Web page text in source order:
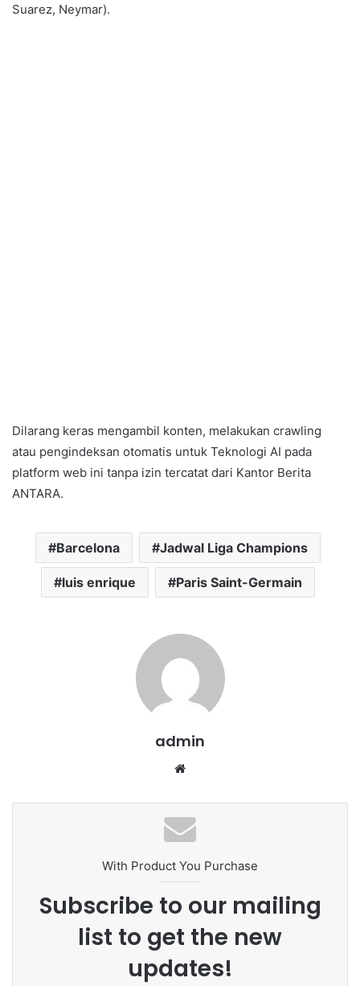
Suarez, Neymar).
Dilarang keras mengambil konten, melakukan crawling
atau pengindeksan otomatis untuk Teknologi AI pada
platform web ini tanpa izin tercatat dari Kantor Berita
ANTARA.
Barcelona Jadwal Liga Champions
luis enrique Paris Saint-Germain
admin
te
With Product You Purchase
Subscribe to our mailing
list to get the new
updates!